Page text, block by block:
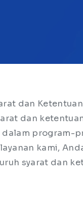
dan
dan
program-
kami,
syarat dan